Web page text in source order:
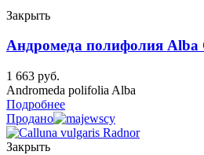
Закрыть
Андромеда полифолия Alba
1 663 руб.
Andromeda polifolia Alba
Подробнее
Продано
Закрыть